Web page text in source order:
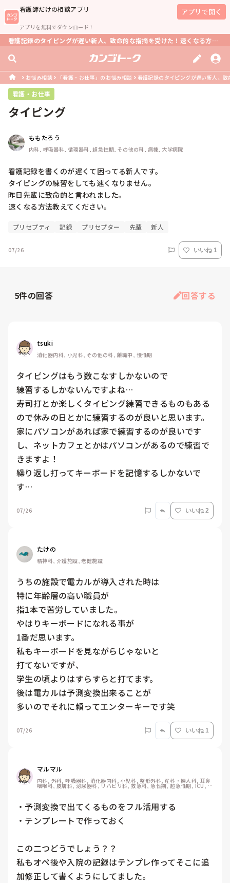
看護師だけの相談アプリ
アプリを無料でダウンロード！
アプリで開く
看護記録のタイピングが遅い新人、致命的な指摘を受けた！速くなる方法は？
お悩み相談 「看護・お仕事」のお悩み相談 看護記録のタイピングが遅い新人、
看護・お仕事
タイピング
ももたろう
内科, 呼吸器科, 循環器科, 超急性期, その他の科, 病棟, 大学病院
看護記録を書くのが遅くて困ってる新人です。
タイピングの練習をしても速くなりません。
昨日先輩に致命的と言われました。
速くなる方法教えてください。
プリセプティ 記録 プリセプター 先輩 新人
07/26 いいね 1
5件の回答 回答する
tsuki
消化器内科, 小児科, その他の科, 離職中, 慢性期
タイピングはもう数こなすしかないので
練習するしかないんですよね…
寿司打とか楽しくタイピング練習できるものもある
ので休みの日とかに練習するのが良いと思います。
家にパソコンがあれば家で練習するのが良いです
し、ネットカフェとかはパソコンがあるので練習で
きますよ！
繰り返し打ってキーボードを記憶するしかないで
す…
07/26 いいね 2
たけの
精神科, 介護施設, 老健施設
うちの施設で電カルが導入された時は
特に年齢層の高い職員が
指1本で苦労していました。
やはりキーボードになれる事が
1番だ思います。
私もキーボードを見ながらじゃないと
打てないですが、
学生の頃よりはすらすらと打てます。
後は電カルは予測変換出来ることが
多いのでそれに頼ってエンターキーです笑
07/26 いいね 1
マルマル
内科, 外科, 呼吸器科, 消化器内科, 小児科, 整形外科, 産科・婦人科, 耳鼻
咽喉科, 皮膚科, 泌尿器科, リハビリ科, 救急科, 急性期, 超急性期, ICU,
CCU, HCU, プリセプター, 病棟, リーダー, 神経内科, 脳神経外科, GCU,
・予測変換で出てくるものをフル活用する
・テンプレートで作っておく
この二つどうでしょう？？
私もオペ後や入院の記録はテンプレ作ってそこに追
加修正して書くようにしてました。